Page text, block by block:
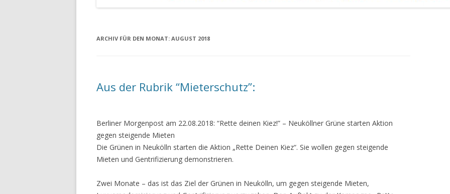
ARCHIV FÜR DEN MONAT: AUGUST 2018
Aus der Rubrik “Mieterschutz”:
Berliner Morgenpost am 22.08.2018: “Rette deinen Kiez!” – Neuköllner Grüne starten Aktion
gegen steigende Mieten
Die Grünen in Neukölln starten die Aktion „Rette Deinen Kiez“. Sie wollen gegen steigende
Mieten und Gentrifizierung demonstrieren.
Zwei Monate – das ist das Ziel der Grünen in Neukölln, um gegen steigende Mieten,